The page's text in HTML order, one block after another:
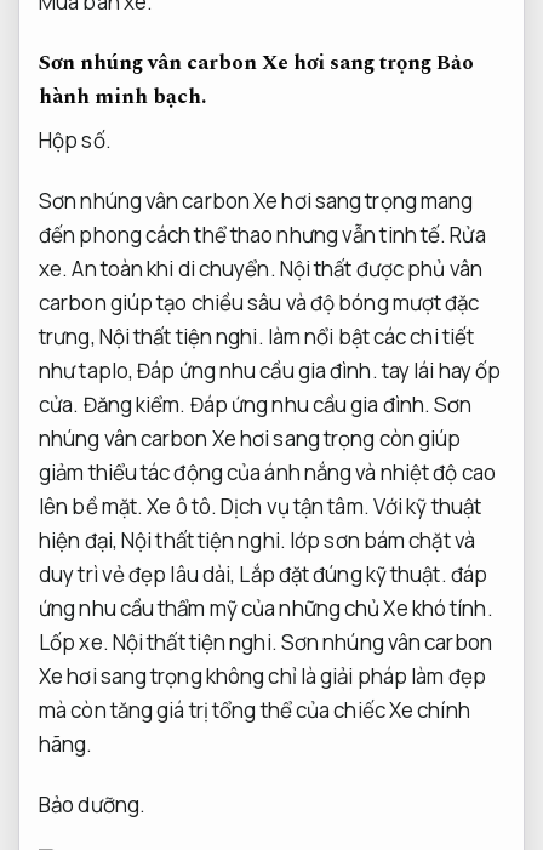
Sơn nhúng vân carbon Xe hơi sang trọngBảo
hành minh bạch.
Hộp số.
Sơn nhúng vân carbon Xe hơi sang trọng mang
đến phong cách thể thao nhưng vẫn tinh tế.Rửa
xe. An toàn khi di chuyển. Nội thất được phủ vân
carbon giúp tạo chiều sâu và độ bóng mượt đặc
trưng, Nội thất tiện nghi. làm nổi bật các chi tiết
như taplo,Đáp ứng nhu cầu gia đình.tay lái hay ốp
cửa. Đăng kiểm. Đáp ứng nhu cầu gia đình. Sơn
nhúng vân carbon Xe hơi sang trọng còn giúp
giảm thiểu tác động của ánh nắng và nhiệt độ cao
lên bề mặt.Xe ô tô. Dịch vụ tận tâm. Với kỹ thuật
hiện đại, Nội thất tiện nghi. lớp sơn bám chặt và
duy trì vẻ đẹp lâu dài, Lắp đặt đúng kỹ thuật. đáp
ứng nhu cầu thẩm mỹ của những chủ Xe khó tính.
Lốp xe. Nội thất tiện nghi. Sơn nhúng vân carbon
Xe hơi sang trọng không chỉ là giải pháp làm đẹp
mà còn tăng giá trị tổng thể của chiếc Xe chính
hãng.
Bảo dưỡng.